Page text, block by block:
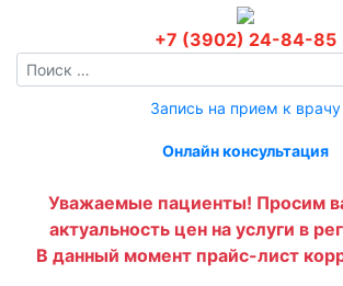
+7 (3902) 24-84-85
Запись на прием к врачу
Онлайн консультация
Уважаемые пациенты! Просим
актуальность цен на услуги в
В данный момент прайс-лист